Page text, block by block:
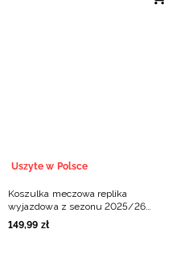
Uszyte w Polsce
Koszulka meczowa replika
wyjazdowa z sezonu 2025/26
dziecięca 4F x Uni Opole - czarna
149,99 zł